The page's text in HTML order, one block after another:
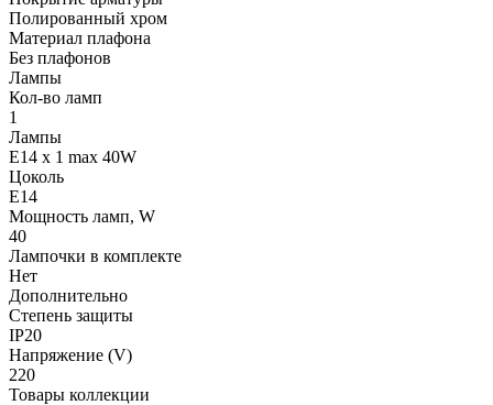
Полированный хром
Материал плафона
Без плафонов
Лампы
Кол-во ламп
1
Лампы
E14 x 1 max 40W
Цоколь
E14
Мощность ламп, W
40
Лампочки в комплекте
Нет
Дополнительно
Степень защиты
IP20
Напряжение (V)
220
Товары коллекции